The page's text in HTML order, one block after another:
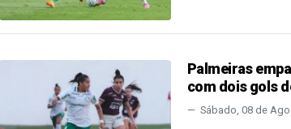
Palmeiras
com dois gols
Sábado, 08 de